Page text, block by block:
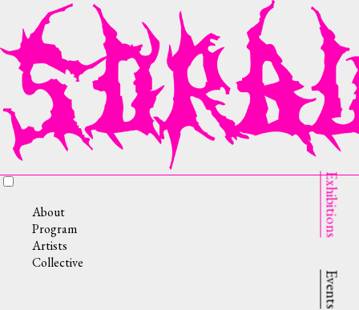
About
Program
Artists
Collective
Exhibitions
Events